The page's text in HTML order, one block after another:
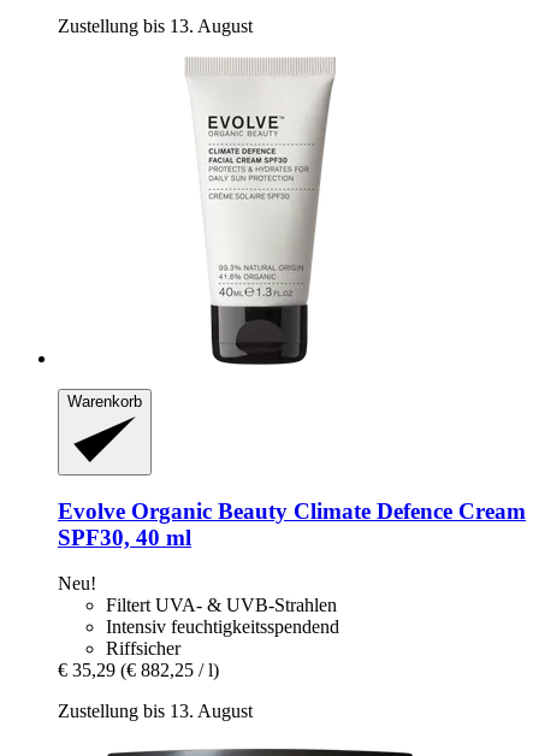
Zustellung bis 13. August
Warenkorb
Evolve Organic Beauty Climate Defence Cream
SPF30, 40 ml
Neu!
Filtert UVA- & UVB-Strahlen
Intensiv feuchtigkeitsspendend
Riffsicher
€ 35,29 (€ 882,25 / l)
Zustellung bis 13. August